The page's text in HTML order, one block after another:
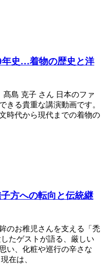
年史…着物の歴史と洋
島 克子 さん 日本のファ
きる貴重な講演動画です。
時代から現代までの着物の
方への転向と伝統継
のお稚児さんを支える「禿
たゲストが語る、厳しい
い、化粧や巡行の辛さな
在は、